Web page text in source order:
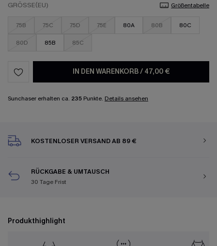
GRÖSSE(EU) Größentabelle
75B 75C 75D 75E 80A 80B 80C
80D 85B 85C
IN DEN WARENKORB/ 47,00 €
Sunchaser erhalten ca. 235 Punkte. Details ansehen
KOSTENLOSER VERSAND AB 89 €
RÜCKGABE & UMTAUSCH
30 Tage Frist
Produkthighlight